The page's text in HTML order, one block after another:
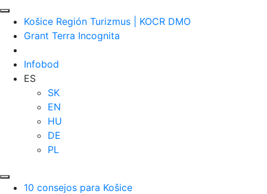
Košice Región Turizmus | KOCR DMO
Grant Terra Incognita
Infobod
ES
SK
EN
HU
DE
PL
10 consejos para Košice